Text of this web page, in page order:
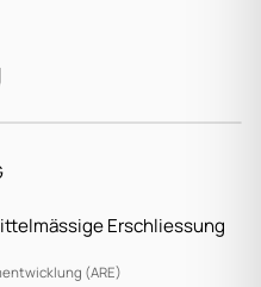
Ihre Zustimmung für
Erschliessung
(ARE)